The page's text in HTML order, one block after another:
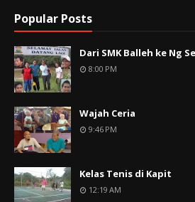
Popular Posts
Dari SMK Balleh ke Ng
8:00 PM
Wajah Ceria
9:46 PM
Kelas Tenis di Kapit
12:19 AM